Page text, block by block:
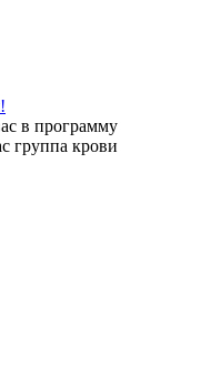
в программу
группа крови